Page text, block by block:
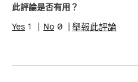
肌膚問題
此評論是否有用？
1 0 舉報此評論